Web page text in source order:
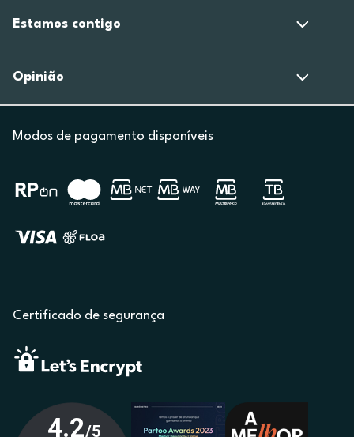
Estamos contigo
Opinião
Modos de pagamento disponíveis
Certificado de segurança